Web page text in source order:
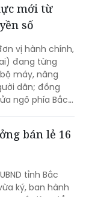
mới từ
số
vị hành chính,
đang từng
máy, nâng
dân; đồng
ngõ phía Bắc,
bán lẻ 16
tỉnh Bắc
ký, ban hành